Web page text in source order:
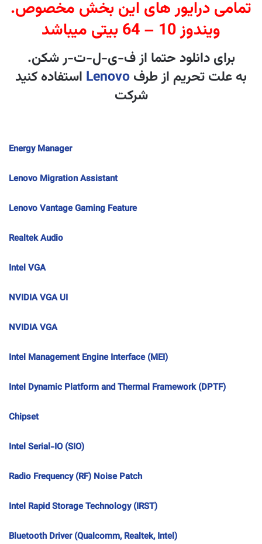
.تمامی درایور های این بخش مخصوص
ویندوز 10 – 64 بیتی میباشد
.برای دانلود حتما از ف-ی-ل-ت-ر شکن
Lenovoبه علت تحریم از طرف
شرکت
Energy Manager
Lenovo Migration Assistant
Lenovo Vantage Gaming Feature
Realtek Audio
Intel VGA
NVIDIA VGA UI
NVIDIA VGA
Intel Management Engine Interface (MEI)
Intel Dynamic Platform and Thermal Framework (DPTF)
Chipset
Intel Serial-IO (SIO)
Radio Frequency (RF) Noise Patch
Intel Rapid Storage Technology (IRST)
Bluetooth Driver (Qualcomm, Realtek, Intel)